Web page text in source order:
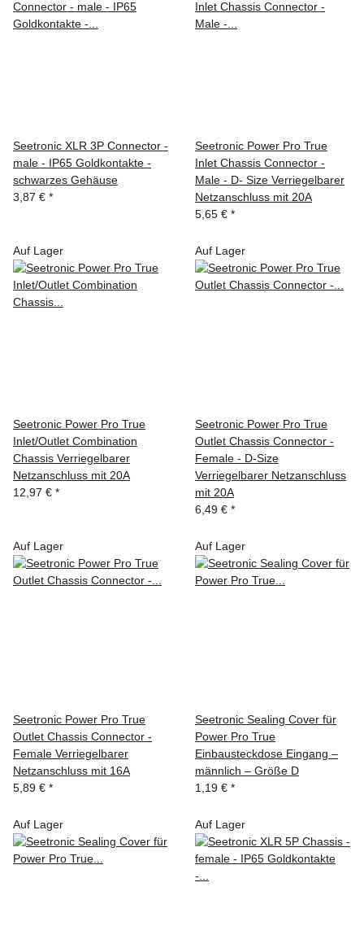
Seetronic XLR 3P Connector -
male - IP65 Goldkontakte -
schwarzes Gehäuse
3,87 € *
Seetronic Power Pro True
Inlet Chassis Connector -
Male - D- Size Verriegelbarer
Netzanschluss mit 20A
5,65 € *
Auf Lager
Seetronic Power Pro True
Inlet/Outlet Combination
Chassis Verriegelbarer
Netzanschluss mit 20A
12,97 € *
Auf Lager
Seetronic Power Pro True
Outlet Chassis Connector -
Female - D-Size
Verriegelbarer Netzanschluss
mit 20A
6,49 € *
Auf Lager
Seetronic Power Pro True
Outlet Chassis Connector -
Female Verriegelbarer
Netzanschluss mit 16A
5,89 € *
Auf Lager
Seetronic Sealing Cover für
Power Pro True
Einbausteckdose Eingang –
männlich – Größe D
1,19 € *
Auf Lager Auf Lager